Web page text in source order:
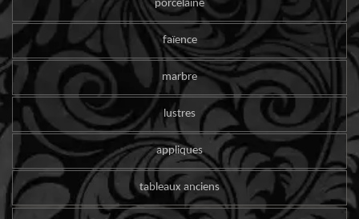
porcelaine
faïence
marbre
lustres
appliques
tableaux anciens